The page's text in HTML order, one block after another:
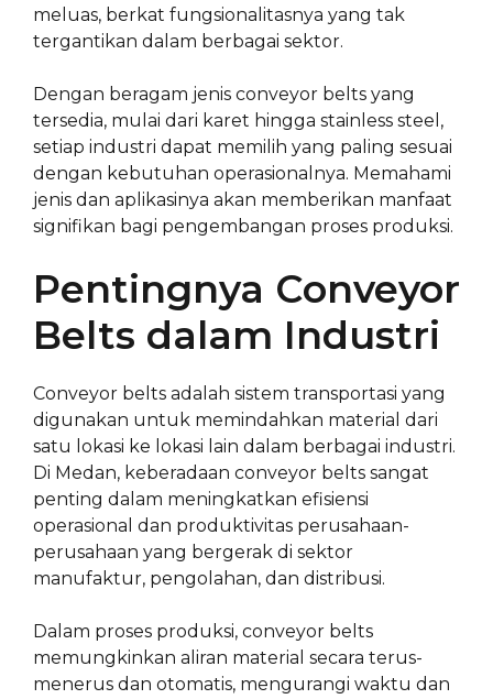
meluas, berkat fungsionalitasnya yang tak
tergantikan dalam berbagai sektor.
Dengan beragam jenis conveyor belts yang
tersedia, mulai dari karet hingga stainless steel,
setiap industri dapat memilih yang paling sesuai
dengan kebutuhan operasionalnya. Memahami
jenis dan aplikasinya akan memberikan manfaat
signifikan bagi pengembangan proses produksi.
Pentingnya Conveyor
Belts dalam Industri
Conveyor belts adalah sistem transportasi yang
digunakan untuk memindahkan material dari
satu lokasi ke lokasi lain dalam berbagai industri.
Di Medan, keberadaan conveyor belts sangat
penting dalam meningkatkan efisiensi
operasional dan produktivitas perusahaan-
perusahaan yang bergerak di sektor
manufaktur, pengolahan, dan distribusi.
Dalam proses produksi, conveyor belts
memungkinkan aliran material secara terus-
menerus dan otomatis, mengurangi waktu dan